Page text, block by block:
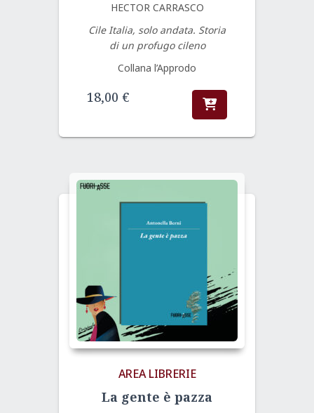
HECTOR CARRASCO
Cile Italia, solo andata. Storia
di un profugo cileno
Collana l’Approdo
18,00 €
AREA LIBRERIE
La gente è pazza